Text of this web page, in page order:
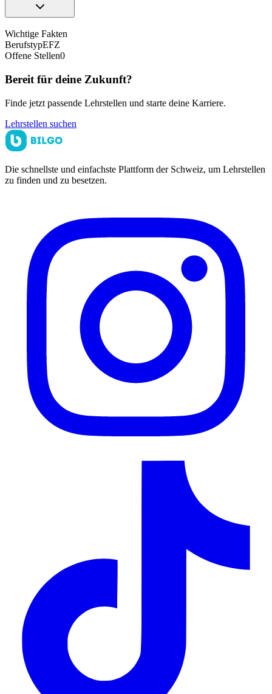
Wichtige Fakten
BerufstypEFZ
Offene Stellen0
Bereit für deine Zukunft?
Finde jetzt passende Lehrstellen und starte deine Karriere.
Lehrstellen suchen
Die schnellste und einfachste Plattform der Schweiz, um Lehrstellen
zu finden und zu besetzen.